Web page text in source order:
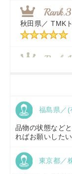
東京都／
秋田県／ TMK
秋田県／ TMK
京都府／
福島県／(有)草
福島県／(
品物の状態など
ればお願いしたい
東京都／